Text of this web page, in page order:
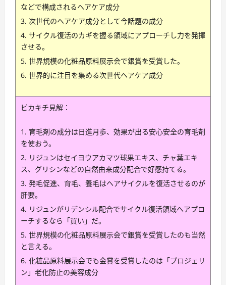
などで構成されるヘアケア成分
次世代のヘアケア成分として今話題の成分
サイクル復活のカギを握る領域にアプローチし力を発揮
させる。
世界規模の化粧品原料展示会で銀賞を受賞した。
世界的に注目を集める次世代ヘアケア成分
ピカキチ見解：
育毛剤の成分は日進月歩、効果が出る安心安全の育毛剤
を使おう。
リジュンはセイヨウアカマツ球果エキス、チャ葉エキ
ス、グリシンなどの自然由来成分配合で好感持てる。
発毛促進、育毛、養毛はヘアサイクルを復活させるのが
肝要。
リジュンがリデンシル配合でサイクル復活領域へアプロ
ーチするなら「買い」だ。
世界規模の化粧品原料展示会で銀賞を受賞したのも当然
と言える。
化粧品原料展示会でも金賞を受賞したのは「プロジェリ
ン」老化防止の美容成分